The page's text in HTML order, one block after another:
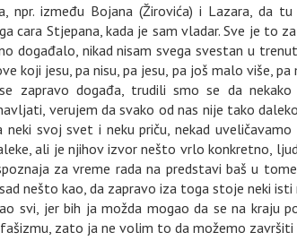
npr. između Bojana (Žirovića) i Lazara, da tu
cara Stjepana, kada je sam vladar. Sve je to
događalo, nikad nisam svega svestan u
koji jesu, pa nisu, pa jesu, pa još malo više, pa
događa, trudili smo se da nekako
verujem da svako od nas nije tako
svoj svet i neku priču, nekad uveličavamo
ali je njihov izvor nešto vrlo konkretno,
za vreme rada na predstavi baš u
nešto kao, da zapravo iza toga stoje neki isti
svi, jer bih ja možda mogao da se na kraju
zato ja ne volim to da možemo završiti